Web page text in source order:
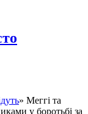
» Меггі та
у боротьбі за